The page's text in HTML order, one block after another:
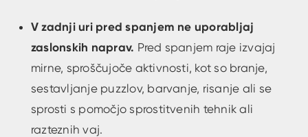
V zadnji uri pred spanjem ne uporabljaj
zaslonskih naprav. Pred spanjem raje izvajaj
mirne, sproščujoče aktivnosti, kot so branje,
sestavljanje puzzlov, barvanje, risanje ali se
sprosti s pomočjo sprostitvenih tehnik ali
razteznih vaj.